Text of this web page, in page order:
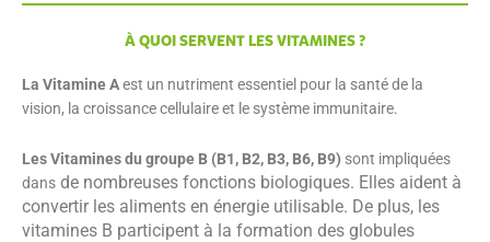
À QUOI SERVENT LES VITAMINES ?
La Vitamine Aest un nutriment essentiel pour la santé de la
vision, la croissance cellulaire et le système immunitaire.
Les Vitamines du groupe B (B1, B2, B3, B6, B9) sont impliquées
dans de nombreuses fonctions biologiques. Elles aident à
convertir les aliments en énergie utilisable. De plus, les
vitamines B participent à la formation des globules